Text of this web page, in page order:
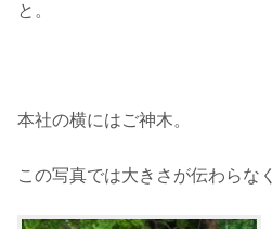
と。
本社の横にはご神木。
この写真では大きさが伝わらな